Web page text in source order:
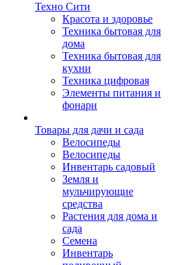
Техно Сити
Красота и здоровье
Техника бытовая для
дома
Техника бытовая для
кухни
Техника цифровая
Элементы питания и
фонари
Товары для дачи и сада
Велосипеды
Велосипеды
Инвентарь садовый
Земля и
мульчирующие
средства
Растения для дома и
сада
Семена
Инвентарь